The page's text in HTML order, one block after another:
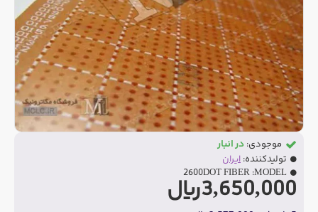
3,650,000ریال
موجودی: در انبار
تولیدکننده: ایران
MODEL:
2600DOT FIBER